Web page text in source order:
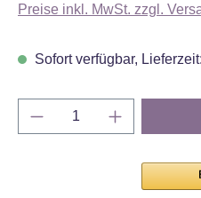
Preise inkl. MwSt. zzgl.
Sofort verfügbar,
Produkt Anzahl: